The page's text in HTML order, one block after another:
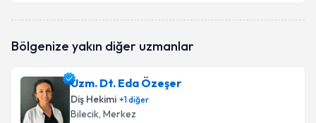
oluşturun. Size bu uzmandan randevu almanız için bir
E-posta Adresiniz
Bölgenize yakın diğer uzmanlar
Uzm. Dt. Eda Özeşer
Diş Hekimi +1diğer
Bilecik, Merkez